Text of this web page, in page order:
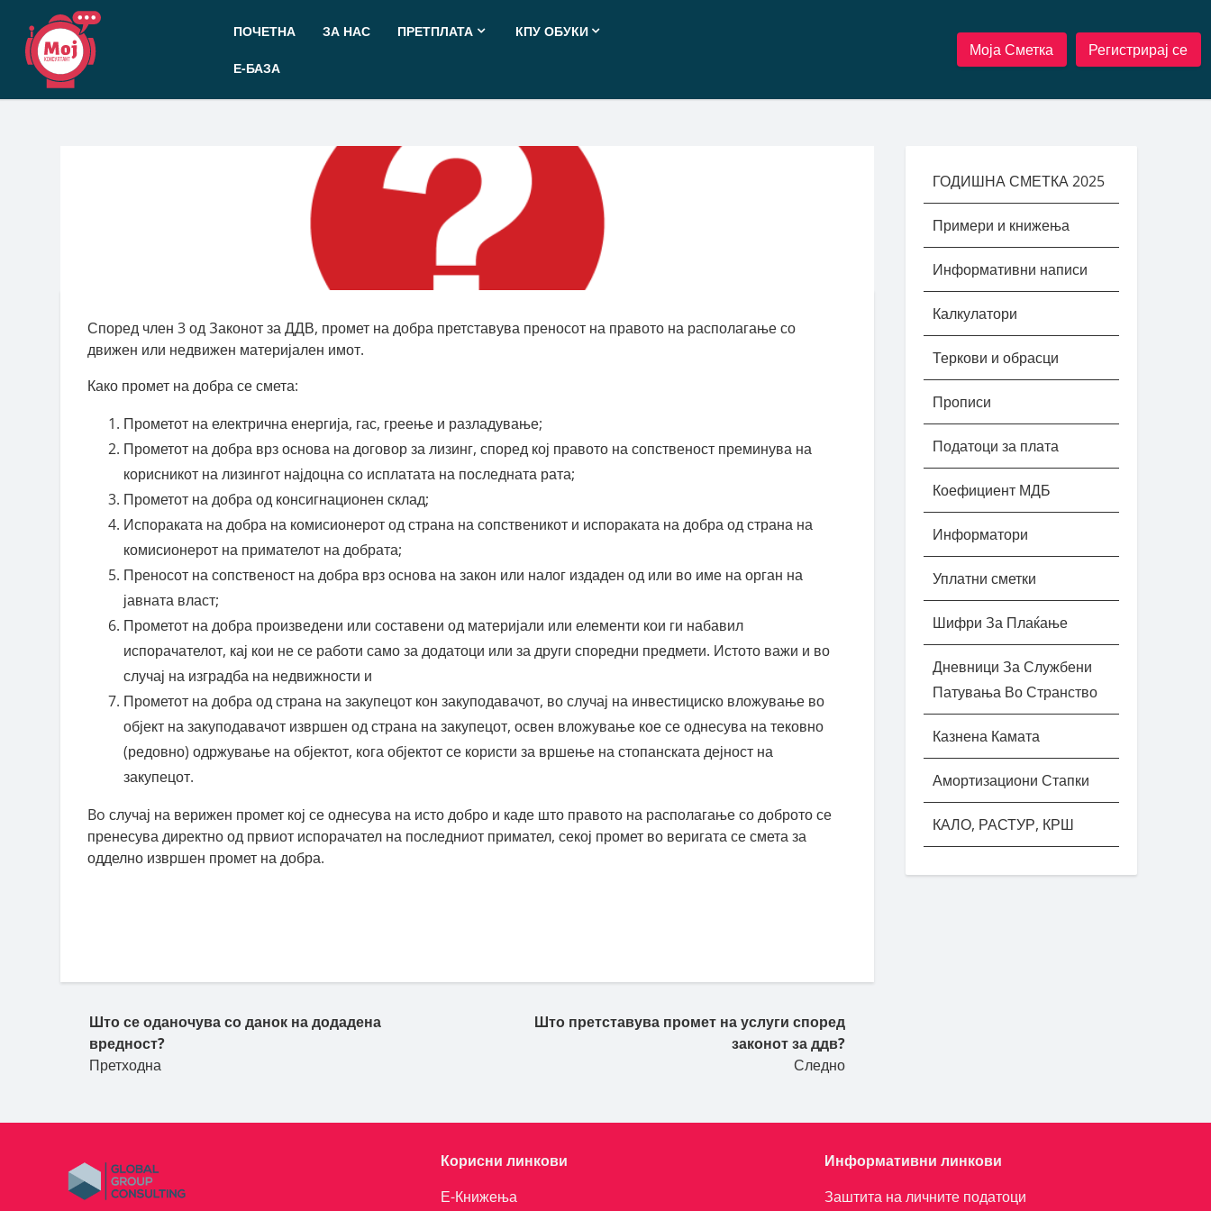
Прескокнете
содржината
ПОЧЕТНА ЗА НАС ПРЕТПЛАТА КПУ ОБУКИ
Е-БАЗА
Моја Сметка Регистрирај се
Според член 3 од Законот за ДДВ, промет на добра претставува преносот на правото на располагање со
движен или недвижен материјален имот.
Како промет на добра се смета:
Прометот на електрична енергија, гас, греење и разладување;
Прометот на добра врз основа на договор за лизинг, според кој правото на сопственост преминува на
корисникот на лизингот најдоцна со исплатата на последната рата;
Прометот на добра од консигнационен склад;
Испораката на добра на комисионерот од страна на сопственикот и испораката на добра од страна на
комисионерот на примателот на добрата;
Преносот на сопственост на добра врз основа на закон или налог издаден од или во име на орган на
јавната власт;
Прометот на добра произведени или составени од материјали или елементи кои ги набавил
испорачателот, кај кои не се работи само за додатоци или за други споредни предмети. Истото важи и во
случај на изградба на недвижности и
Прометот на добра од страна на закупeцот кон закуподавачот, во случај на инвестициско вложување во
објект на закуподавачот извршен од страна на закупецот, освен вложување кое се однесува на тековно
(редовно) одржување на објектот, кога објектот се користи за вршење на стопанската дејност на
закупецот.
Bo случај на верижен промет кој се однесува на исто добро и каде што правото на располагање со доброто се
пренесува директно од првиот испорачател на последниот примател, секој промет во веригата се смета за
одделно извршен промет на добра.
Што се оданочува со данок на додадена
вредност?
Претходна
Што претставува промет на услуги според
законот за ддв?
Следно
ГОДИШНА СМЕТКА 2025
Примери и книжења
Информативни написи
Калкулатори
Теркови и обрасци
Прописи
Податоци за плата
Коефициент МДБ
Информатори
Уплатни сметки
Шифри За Плаќање
Дневници За Службени
Патувања Во Странство
Казнена Камата
Амортизациони Стапки
КАЛО, РАСТУР, КРШ
Корисни линкови
Е-Книжења
Информативни линкови
Заштита на личните податоци